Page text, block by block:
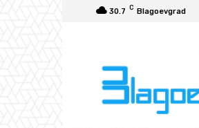
30.7 C Blagoevgrad